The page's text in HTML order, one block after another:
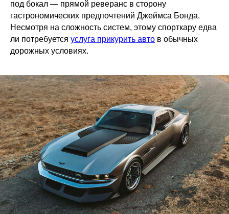
под бокал — прямой реверанс в сторону
гастрономических предпочтений Джеймса Бонда.
Несмотря на сложность систем, этому спорткару едва
ли потребуется услуга прикурить авто в обычных
дорожных условиях.